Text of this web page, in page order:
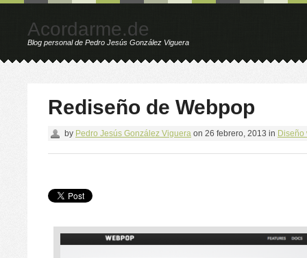
Acordarme.de
Blog personal de Pedro Jesús González Viguera
Rediseño de Webpop
by Pedro Jesús González Viguera on 26 febrero, 2013 in Diseño